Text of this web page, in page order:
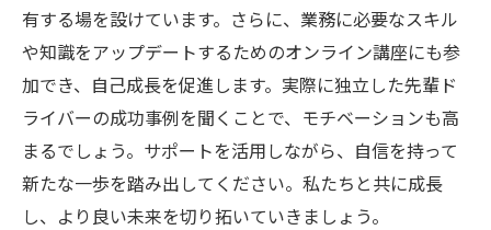
有する場を設けています。さらに、業務に必要なスキル
や知識をアップデートするためのオンライン講座にも参
加でき、自己成長を促進します。実際に独立した先輩ド
ライバーの成功事例を聞くことで、モチベーションも高
まるでしょう。サポートを活用しながら、自信を持って
新たな一歩を踏み出してください。私たちと共に成長
し、より良い未来を切り拓いていきましょう。